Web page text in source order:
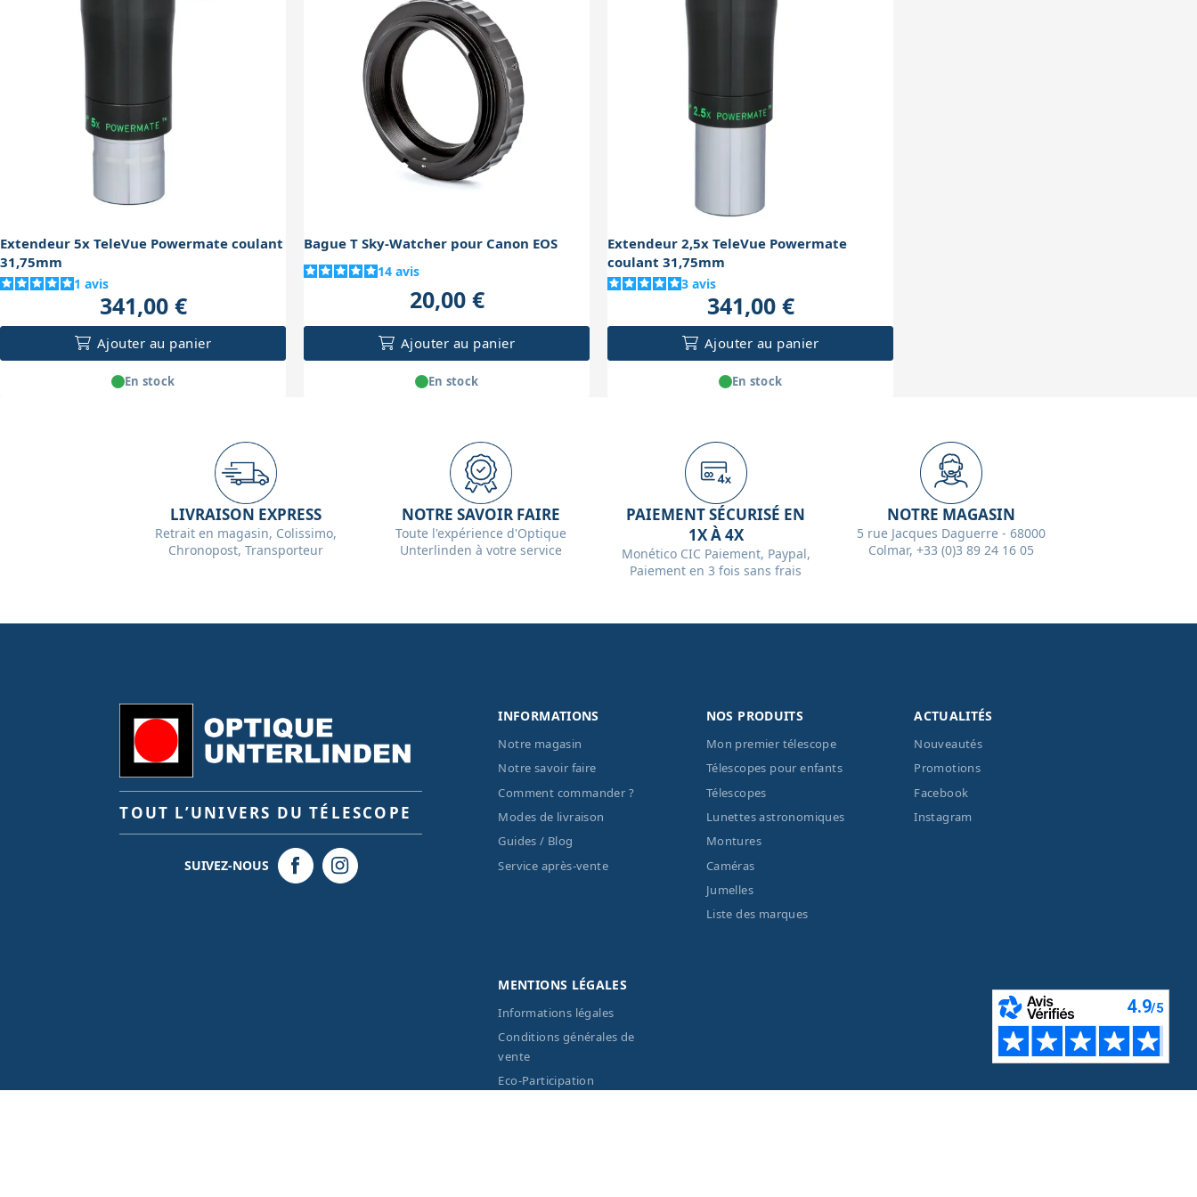
Extendeur 5x TeleVue Powermate coulant
31,75mm
1 avis
341,00 €
Ajouter au panier
En stock
Bague T Sky-Watcher pour Canon EOS
14 avis
20,00 €
Ajouter au panier
En stock
Extendeur 2,5x TeleVue Powermate
coulant 31,75mm
3 avis
341,00 €
Ajouter au panier
En stock
LIVRAISON EXPRESS
Retrait en magasin, Colissimo,
Chronopost, Transporteur
NOTRE SAVOIR FAIRE
Toute l'expérience d'Optique
Unterlinden à votre service
PAIEMENT SÉCURISÉ EN
1X À 4X
Monético CIC Paiement, Paypal,
Paiement en 3 fois sans frais
NOTRE MAGASIN
5 rue Jacques Daguerre - 68000
Colmar, +33 (0)3 89 24 16 05
TOUT L’UNIVERS DU TÉLESCOPE
SUIVEZ-NOUS
INFORMATIONS
Notre magasin
Notre savoir faire
Comment commander ?
Modes de livraison
Guides / Blog
Service après-vente
NOS PRODUITS
Mon premier télescope
Télescopes pour enfants
Télescopes
Lunettes astronomiques
Montures
Caméras
Jumelles
Liste des marques
ACTUALITÉS
Nouveautés
Promotions
Facebook
Instagram
MENTIONS LÉGALES
Informations légales
Conditions générales de
vente
Eco-Participation